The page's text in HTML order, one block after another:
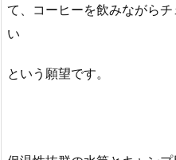
て、コーヒーを飲みながら
い
という願望です。